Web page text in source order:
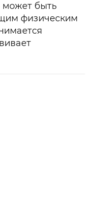
может быть
физическим